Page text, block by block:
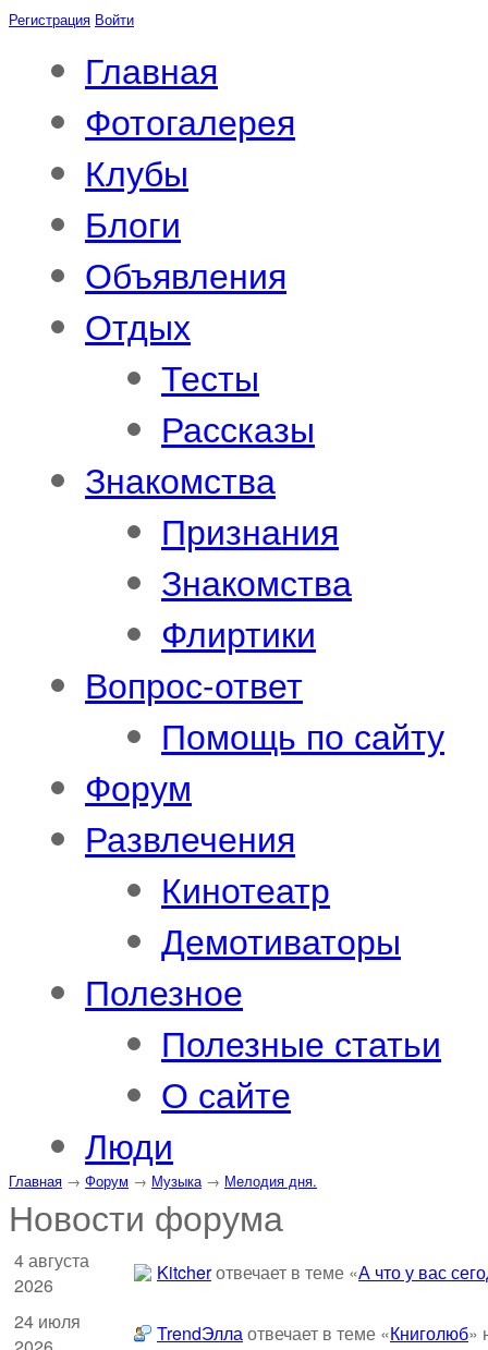
Регистрация Войти
Главная
Фотогалерея
Клубы
Блоги
Объявления
Отдых
Тесты
Рассказы
Знакомства
Признания
Знакомства
Флиртики
Вопрос-ответ
Помощь по сайту
Форум
Развлечения
Кинотеатр
Демотиваторы
Полезное
Полезные статьи
О сайте
Люди
Главная → Форум → Музыка→ Мелодия дня.
Новости форума
4 августа
2026
Kitcherотвечает в теме «А что у вас
24 июля
TrendЭллаотвечает в теме «Книголюб»